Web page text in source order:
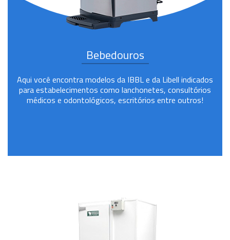
Bebedouros
Aqui você encontra modelos da IBBL e da Libell indicados
para estabelecimentos como lanchonetes, consultórios
médicos e odontológicos, escritórios entre outros!